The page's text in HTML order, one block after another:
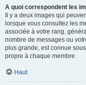
A quoi correspondent les
Il y a deux images qui
lorsque vous consultez les
associée à votre rang,
nombre de messages ou
plus grande, est connue
propre à chaque membre.
Haut